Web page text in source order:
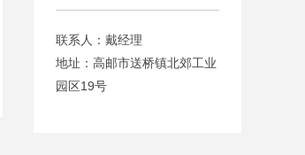
联系人：戴经理
地址：高邮市送桥镇北郊工业
园区19号